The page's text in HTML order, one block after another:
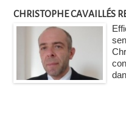
CHRISTOPHE CAVAILLÉS